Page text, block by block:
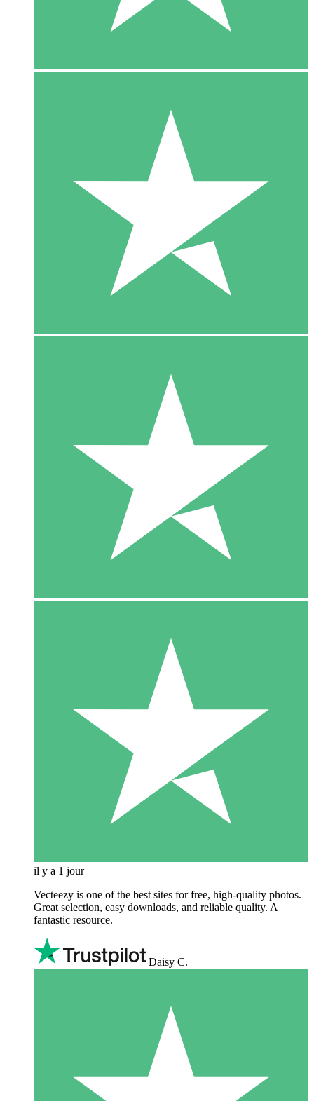
il y a 1 jour
Vecteezy is one of the best sites for free, high‑quality photos.
Great selection, easy downloads, and reliable quality. A
fantastic resource.
Daisy C.